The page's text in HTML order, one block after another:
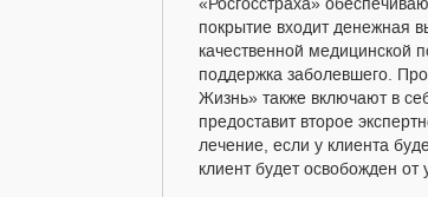
«Росгосстраха»
покрытие входит денежная
качественной медицинской
поддержка заболевшего.
Жизнь» также включают в
предоставит второе
лечение, если у клиента
клиент будет освобожден